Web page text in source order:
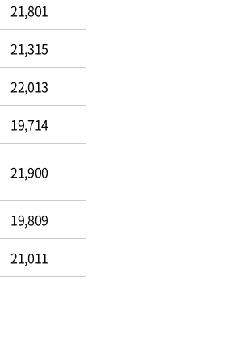
21,801
21,315
22,013
19,714
21,900
19,809
21,011